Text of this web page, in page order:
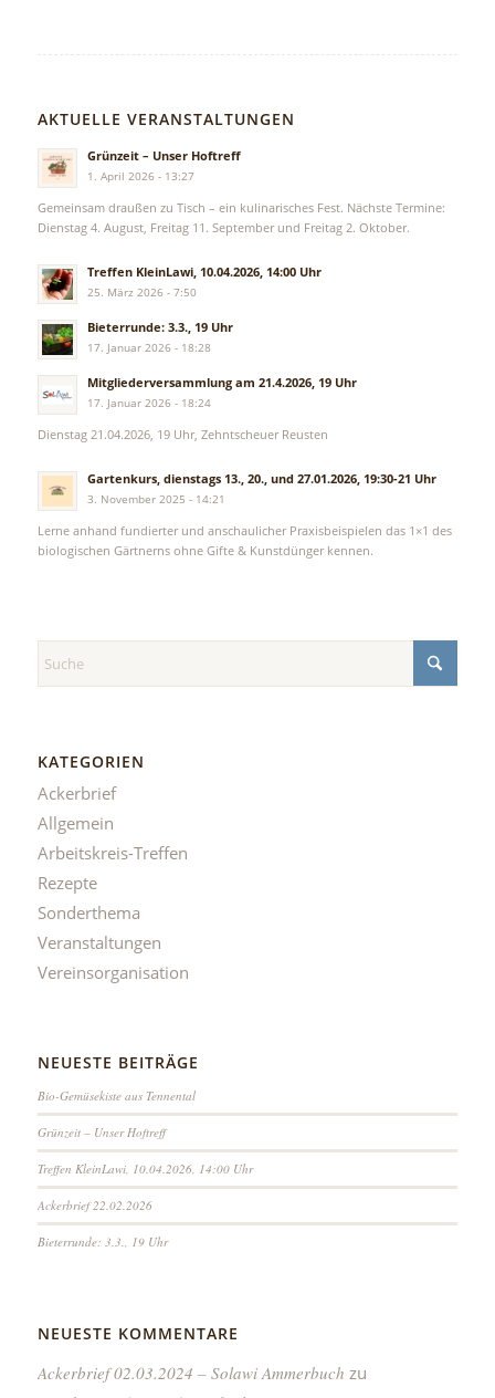
AKTUELLE VERANSTALTUNGEN
Grünzeit – Unser Hoftreff
1. April 2026 - 13:27
Gemeinsam draußen zu Tisch – ein kulinarisches Fest. Nächste Termine:
Dienstag 4. August, Freitag 11. September und Freitag 2. Oktober.
Treffen KleinLawi, 10.04.2026, 14:00 Uhr
25. März 2026 - 7:50
Bieterrunde: 3.3., 19 Uhr
17. Januar 2026 - 18:28
Mitgliederversammlung am 21.4.2026, 19 Uhr
17. Januar 2026 - 18:24
Dienstag 21.04.2026, 19 Uhr, Zehntscheuer Reusten
Gartenkurs, dienstags 13., 20., und 27.01.2026, 19:30-21 Uhr
3. November 2025 - 14:21
Lerne anhand fundierter und anschaulicher Praxisbeispielen das 1×1 des
biologischen Gärtnerns ohne Gifte & Kunstdünger kennen.
KATEGORIEN
Ackerbrief
Allgemein
Arbeitskreis-Treffen
Rezepte
Sonderthema
Veranstaltungen
Vereinsorganisation
NEUESTE BEITRÄGE
Bio-Gemüsekiste aus Tennental
Grünzeit – Unser Hoftreff
Treffen KleinLawi, 10.04.2026, 14:00 Uhr
Ackerbrief 22.02.2026
Bieterrunde: 3.3., 19 Uhr
NEUESTE KOMMENTARE
Ackerbrief 02.03.2024 – Solawi Ammerbuch zu